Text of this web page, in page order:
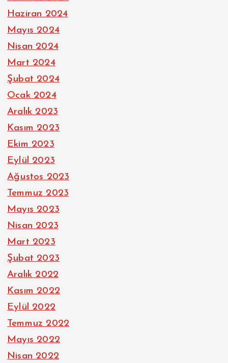
Haziran 2024
Mayıs 2024
Nisan 2024
Mart 2024
Şubat 2024
Ocak 2024
Aralık 2023
Kasım 2023
Ekim 2023
Eylül 2023
Ağustos 2023
Temmuz 2023
Mayıs 2023
Nisan 2023
Mart 2023
Şubat 2023
Aralık 2022
Kasım 2022
Eylül 2022
Temmuz 2022
Mayıs 2022
Nisan 2022